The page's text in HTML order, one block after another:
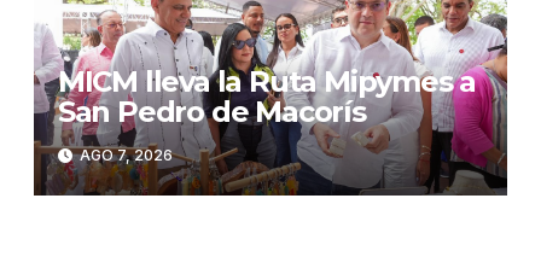
MICM lleva la Ruta Mipymes a
San Pedro de Macorís
AGO 7, 2026